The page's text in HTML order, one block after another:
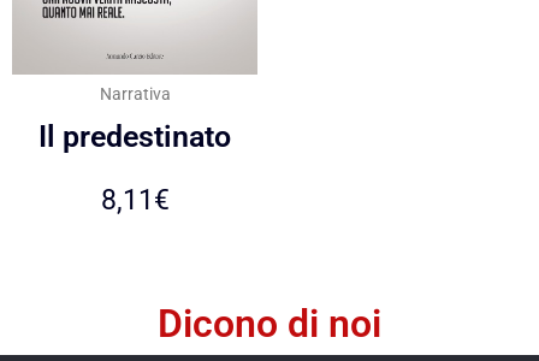
Narrativa
Il predestinato
8,11€
Dicono di noi